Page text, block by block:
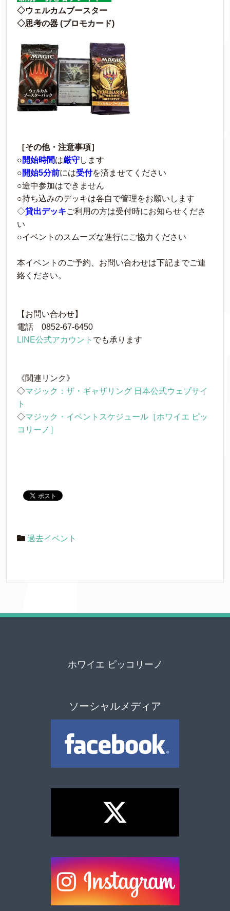
◇ウェルカムブースター
◇思考の器 (プロモカード)
［その他・注意事項］
○開始時間は厳守します
○開始5分前には受付を済ませてください
○途中参加はできません
○持ち込みのデッキは各自で管理をお願いします
◇貸出デッキご利用の方は受付時にお知らせくださ
い
○イベントのスムーズな進行にご協力ください
本イベントのご予約、お問い合わせは下記までご連
絡ください。
【お問い合わせ】
電話 0852-67-6450
LINE公式アカウント でも承ります
《関連リンク》
◇マジック：ザ・ギャザリング 日本公式ウェブサイ
ト
◇マジック・イベントスケジュール［ホワイエ ピッ
コリーノ］
過去イベント
ホワイエ ピッコリーノ
ソーシャルメディア